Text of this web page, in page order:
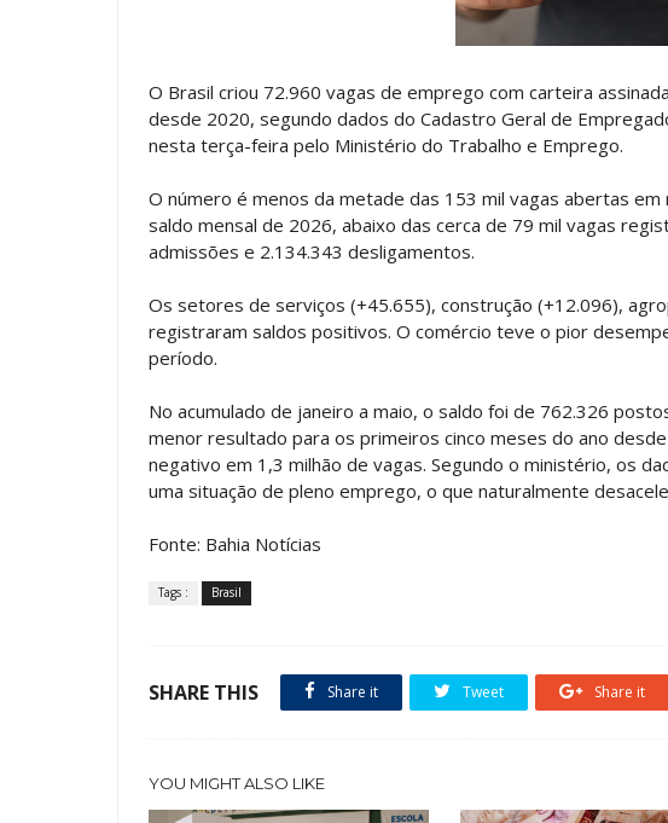
O Brasil criou 72.960 vagas de emprego com carteira
desde 2020, segundo dados do Cadastro Geral de
nesta terça-feira pelo Ministério do Trabalho e Emprego.
O número é menos da metade das 153 mil vagas abertas
saldo mensal de 2026, abaixo das cerca de 79 mil vagas
admissões e 2.134.343 desligamentos.
Os setores de serviços (+45.655), construção (+12.096),
registraram saldos positivos. O comércio teve o pior
período.
No acumulado de janeiro a maio, o saldo foi de 762.326
menor resultado para os primeiros cinco meses do ano
negativo em 1,3 milhão de vagas. Segundo o ministério, os
uma situação de pleno emprego, o que naturalmente
Fonte: Bahia Notícias
Tags : Brasil
SHARE THIS Share it Tweet Share it
YOU MIGHT ALSO LIKE